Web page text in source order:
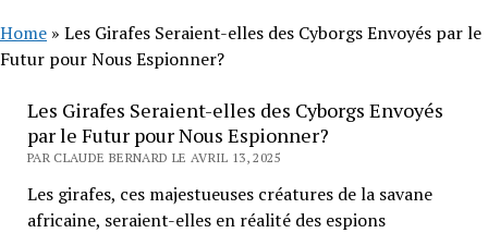
Home » Les Girafes Seraient-elles des Cyborgs Envoyés par le
Futur pour Nous Espionner?
Les Girafes Seraient-elles des Cyborgs Envoyés
par le Futur pour Nous Espionner?
PAR CLAUDE BERNARD LE AVRIL 13, 2025
Les girafes, ces majestueuses créatures de la savane
africaine, seraient-elles en réalité des espions